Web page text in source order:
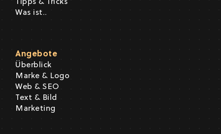
Tipps & Tricks
Was ist..
Angebote
Überblick
Marke & Logo
Web & SEO
Text & Bild
Marketing